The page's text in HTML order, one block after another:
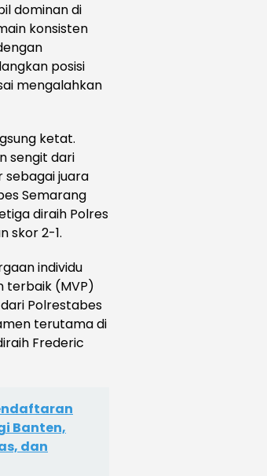
dominan di
konsisten
posisi
mengalahkan
ketat.
sengit dari
sebagai juara
Semarang
diraih Polres
skor 2-1.
individu
terbaik (MVP)
Polrestabes
terutama di
Frederic
Banten,
dan